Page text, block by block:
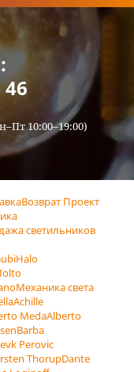
46
10:00–19:00)
Возврат Проект
светильников
Halo
Механика света
Achille
MedaAlberto
Barba
Perovic
ThorupDante